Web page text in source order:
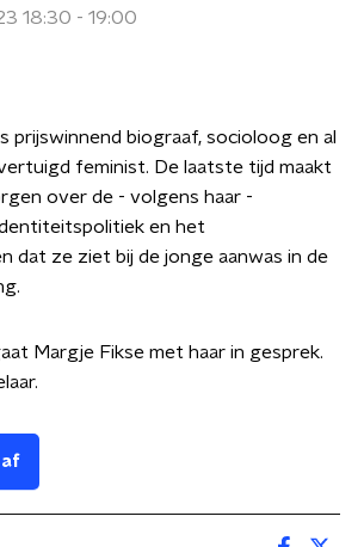
18:30 - 19:00
prijswinnend biograaf, socioloog en al
feminist. De laatste tijd maakt
over de - volgens haar -
en het
dat ze ziet bij de jonge aanwas in de
Margje Fikse met haar in gesprek.
af